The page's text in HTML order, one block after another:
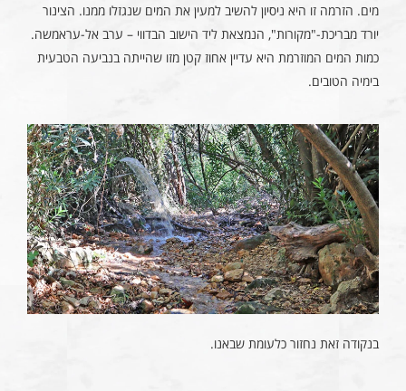
מים. הזרמה זו היא ניסיון להשיב למעין את המים שנגזלו ממנו. הצינור
יורד מבריכת-"מקורות", הנמצאת ליד הישוב הבדווי – ערב אל-עראמשה.
כמות המים המוזרמת היא עדיין אחוז קטן מזו שהייתה בנביעה הטבעית
בימיה הטובים.
בנקודה זאת נחזור כלעומת שבאנו.